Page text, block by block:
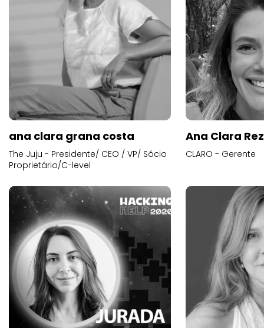
ana clara grana costa
The Juju - Presidente/ CEO / VP/ Sócio
Proprietário/C-level
Ana Clara
CLARO - Gerente